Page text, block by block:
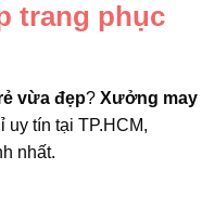
trang phục
vừa đẹp? Xưởng may
tín tại TP.HCM,
nhất.